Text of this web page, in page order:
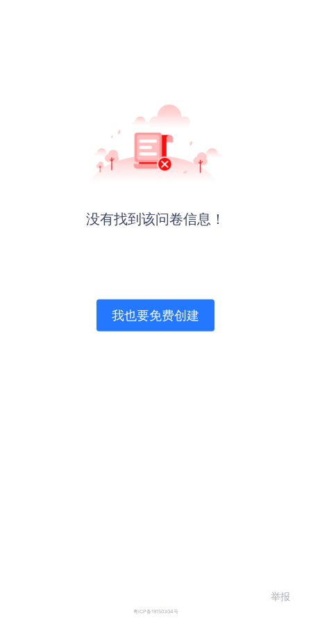
没有找到该问卷信息！
我也要免费创建
粤ICP备19150304号
举报